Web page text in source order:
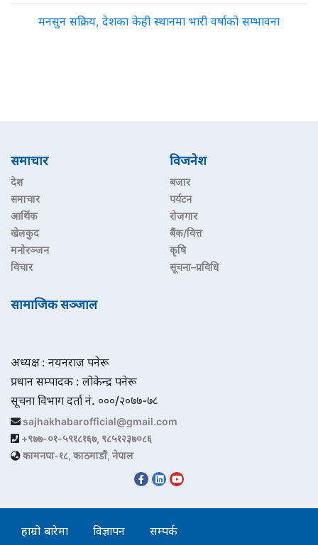
मनसुन सक्रिय, देशका केही स्थानमा भारी वर्षाको सम्भावना
समाचार
देश
समाचार
आर्थिक
खेलकुद
मनोरञ्जन
विचार
विजनेश
बजार
पर्यटन
रोजगार
बैंक/वित्त
कृषि
सूचना–प्रविधि
सामाजिक सञ्जाल
अध्यक्ष : नयनराज पनेरू
प्रधान सम्पादक : लोकेन्द्र पनेरू
सूचना विभाग दर्ता नं. ०००/२०७७-७८
sajhakhabarofficial@gmail.com
+९७७-०१-५९१८१६७, ९८५१२३७०८६
कामनपा-१८, काठमाडौं, नेपाल
हाम्रो बारेमा विज्ञापन सम्पर्क